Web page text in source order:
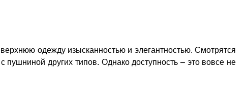
одежду изысканностью и элегантностью. Смотрятся
пушниной других типов. Однако доступность – это вовсе не